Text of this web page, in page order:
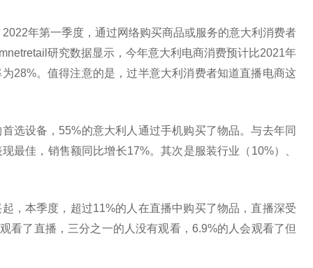
年第一季度，通过网络购买商品或服务的意大利消费者
研究数据显示，今年意大利电商消费预计比2021年
28%。值得注意的是，过半意大利消费者知道直播电商这
选设备，55%的意大利人通过手机购买了物品。与去年同
最佳，销售额同比增长17%。其次是服装行业（10%）、
，本季度，超过11%的人在直播中购买了物品，直播深受
看了直播，三分之一的人没有观看，6.9%的人会观看了但